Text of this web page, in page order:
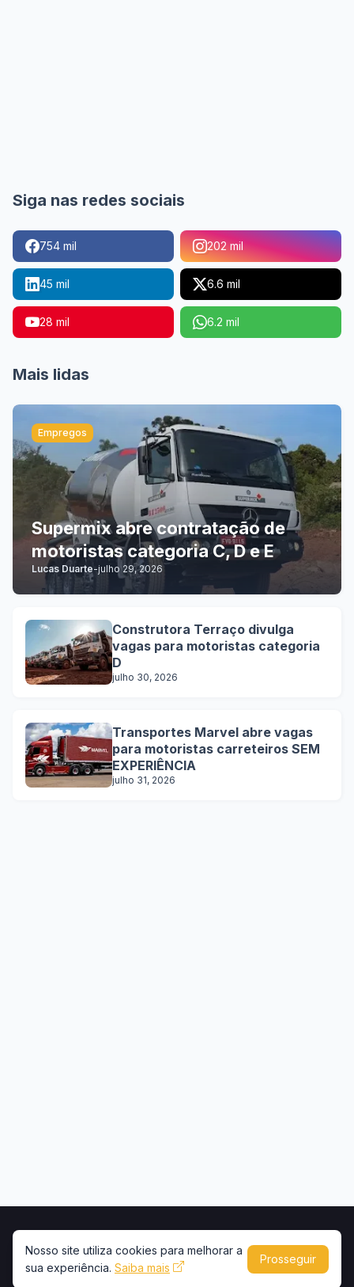
Siga nas redes sociais
754 mil 202 mil
45 mil 6.6 mil
28 mil 6.2 mil
Mais lidas
Empregos
Supermix abre contratação de
motoristas categoria C, D e E
Lucas Duarte-julho 29, 2026
Construtora Terraço divulga
vagas para motoristas categoria
D
julho 30, 2026
Transportes Marvel abre vagas
para motoristas carreteiros SEM
EXPERIÊNCIA
julho 31, 2026
Copyright © 2026 -Portal Caminhões e Carretas
Nosso site utiliza cookies para melhorar a
sua experiência. Saiba mais
Prosseguir